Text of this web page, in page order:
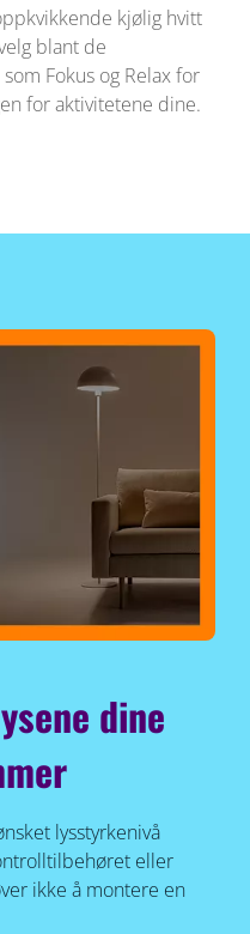
kjølig hvitt
blant de
Fokus og Relax for
for aktivitetene dine.
dine
lysstyrkenivå
eller
ikke å montere en